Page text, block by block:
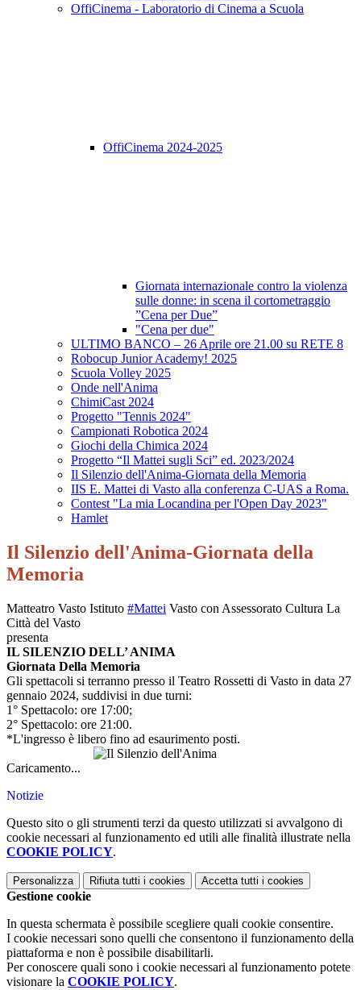
OffiCinema - Laboratorio di Cinema a Scuola
OffiCinema 2024-2025
Giornata internazionale contro la violenza
sulle donne: in scena il cortometraggio
”Cena per Due”
"Cena per due"
ULTIMO BANCO – 26 Aprile ore 21.00 su RETE 8
Robocup Junior Academy! 2025
Scuola Volley 2025
Onde nell'Anima
ChimiCast 2024
Progetto "Tennis 2024"
Campionati Robotica 2024
Giochi della Chimica 2024
Progetto “Il Mattei sugli Sci” ed. 2023/2024
Il Silenzio dell'Anima-Giornata della Memoria
IIS E. Mattei di Vasto alla conferenza C-UAS a Roma.
Contest "La mia Locandina per l'Open Day 2023"
Hamlet
Il Silenzio dell'Anima-Giornata della
Memoria
Matteatro Vasto Istituto #Mattei Vasto con Assessorato Cultura La
Città del Vasto
presenta
IL SILENZIO DELL’ ANIMA
Giornata Della Memoria
Gli spettacoli si terranno presso il Teatro Rossetti di Vasto in data 27
gennaio 2024, suddivisi in due turni:
1° Spettacolo: ore 17:00;
2° Spettacolo: ore 21:00.
*L'ingresso è libero fino ad esaurimento posti.
Caricamento...
Notizie
Questo sito o gli strumenti terzi da questo utilizzati si avvalgono di
cookie necessari al funzionamento ed utili alle finalità illustrate nella
COOKIE POLICY.
Personalizza Rifiuta tutti i cookies Accetta tutti i cookies
Gestione cookie
In questa schermata è possibile scegliere quali cookie consentire.
I cookie necessari sono quelli che consentono il funzionamento della
piattaforma e non è possibile disabilitarli.
Per conoscere quali sono i cookie necessari al funzionamento potete
visionare la COOKIE POLICY.